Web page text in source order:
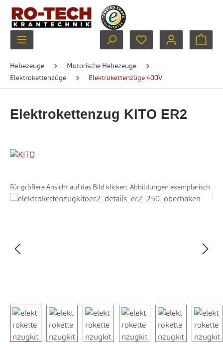
Zum Hauptinhalt springen
Du hast 0 Produkte
Hebezeuge
Motorische Hebezeuge
Elektrokettenzüge
Elektrokettenzüge 400V
Elektrokettenzug KITO ER2
Für größere Ansicht auf das Bild klicken. Abbildungen exemplarisch.
Bildergalerie überspringen